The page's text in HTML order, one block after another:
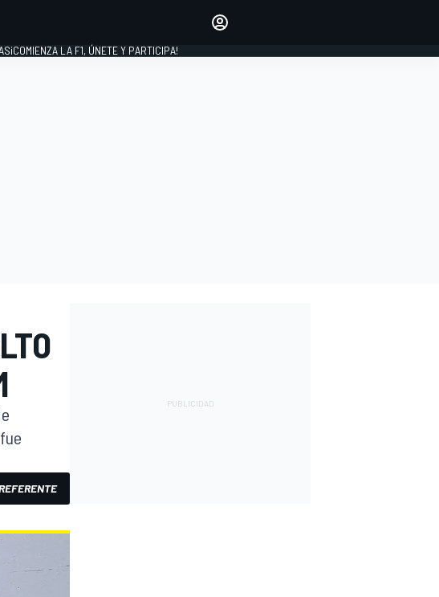
INICIAR SESIÓN
¡COMIENZA LA F1, ÚNETE Y PARTICIPA!